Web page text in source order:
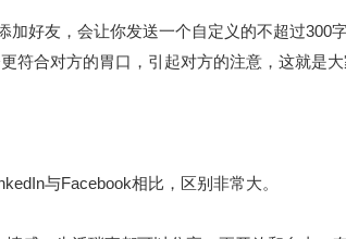
加好友，会让你发送一个自定义的不超过
符合对方的胃口，引起对方的注意，这就是大
与Facebook相比，区别非常大。